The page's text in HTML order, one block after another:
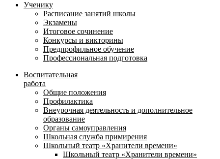
Ученику
Расписание занятий школы
Экзамены
Итоговое сочинение
Конкурсы и викторины
Предпрофильное обучение
Профессиональная подготовка
Воспитательная
работа
Общие положения
Профилактика
Внеурочная деятельность и дополнительное
образование
Органы самоуправления
Школьная служба примирения
Школьный театр «Хранители времени»
Школьный театр «Хранители времени»